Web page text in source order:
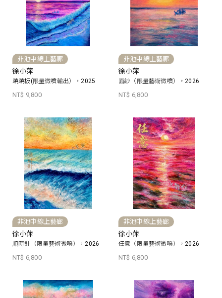
非池中線上藝廊
徐小萍
蹺蹺板(限量微噴輸出），2025
NT$ 9,800
非池中線上藝廊
徐小萍
面紗（限量藝術微噴），2026
NT$ 6,800
非池中線上藝廊
徐小萍
順時針（限量藝術微噴），2026
NT$ 6,800
非池中線上藝廊
徐小萍
任意（限量藝術微噴），2026
NT$ 6,800